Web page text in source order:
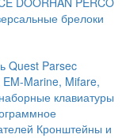
брелоки
Quest Parsec
EM-Marine, Mifare,
клавиатуры
Кронштейны и